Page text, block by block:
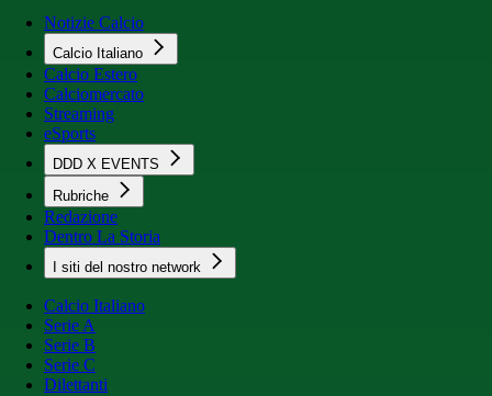
Notizie Calcio
Calcio Italiano
Calcio Estero
Calciomercato
Streaming
eSports
DDD X EVENTS
Rubriche
Redazione
Dentro La Storia
I siti del nostro network
Calcio Italiano
Serie A
Serie B
Serie C
Dilettanti